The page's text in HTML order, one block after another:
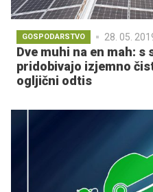
GOSPODARSTVO 28. 05.
Dve muhi na en mah:
pridobivajo izjemno
ogljični odtis